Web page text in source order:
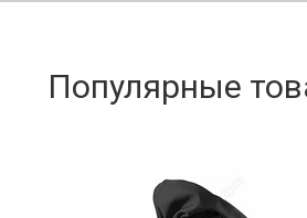
Популярные